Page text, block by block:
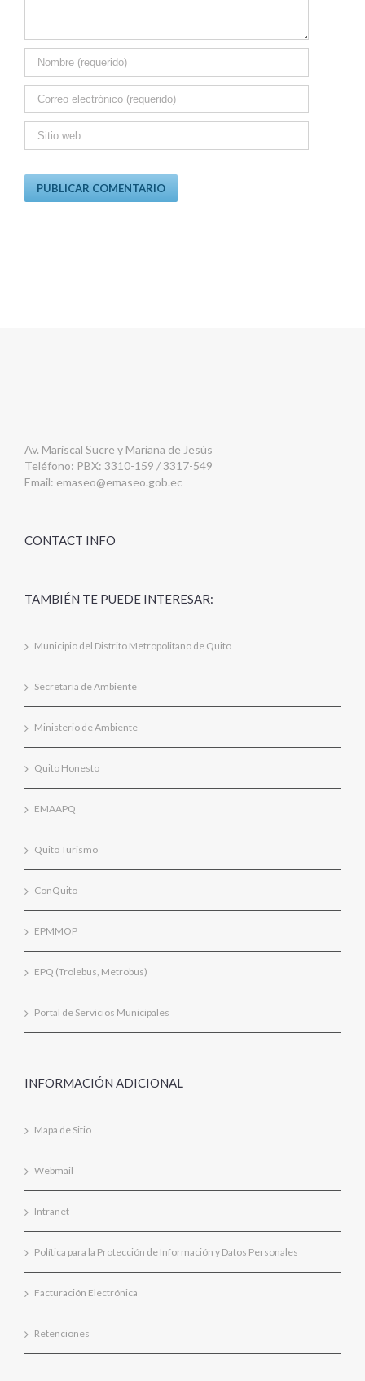
Av. Mariscal Sucre y Mariana de Jesús
Teléfono: PBX: 3310-159 / 3317-549
Email: emaseo@emaseo.gob.ec
CONTACT INFO
TAMBIÉN TE PUEDE INTERESAR:
Municipio del Distrito Metropolitano de Quito
Secretaría de Ambiente
Ministerio de Ambiente
Quito Honesto
EMAAPQ
Quito Turismo
ConQuito
EPMMOP
EPQ (Trolebus, Metrobus)
Portal de Servicios Municipales
INFORMACIÓN ADICIONAL
Mapa de Sitio
Webmail
Intranet
Política para la Protección de Información y Datos Personales
Facturación Electrónica
Retenciones